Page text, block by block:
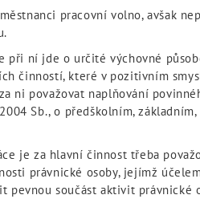
pracovní volno, avšak
při ní jde o určité výchovné
činností, které v pozitivním
ni považovat naplňování
Sb., o předškolním,
je za hlavní činnost třeba
právnické osoby, jejímž
pevnou součást aktivit právnické